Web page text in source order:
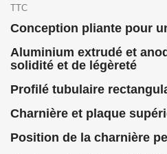
TTC
Conception pliante pour
Aluminium extrudé et
solidité et de légèreté
Profilé tubulaire
Charnière et plaque
Position de la charnière